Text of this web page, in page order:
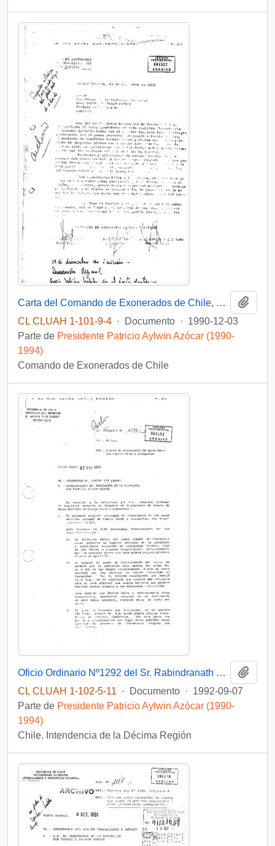
Carta del Comando de Exonerados de Chile, Puerto Natales, dirigida al señor Presidente de la República, Don Patricio Aylwin Azócar
CL CLUAH 1-101-9-4 · Documento · 1990-12-03
Parte de Presidente Patricio Aylwin Azócar (1990-
1994)
Comando de Exonerados de Chile
Oficio Ordinario Nº1292 del Sr. Rabindranath Quinteros Lara, Intendente Regional de la X Región de Los Lagos, dirigido a S.E. el Presidente de la República, don Patricio Aylwin Azócar, sobre el proyecto Planta de Tratamiento de Aguas Servidas de Puerto Varas y Llanquihue
CL CLUAH 1-102-5-11
· Documento · 1992-09-07
Parte de Presidente Patricio Aylwin Azócar (1990-
1994)
Chile. Intendencia de la Décima Región